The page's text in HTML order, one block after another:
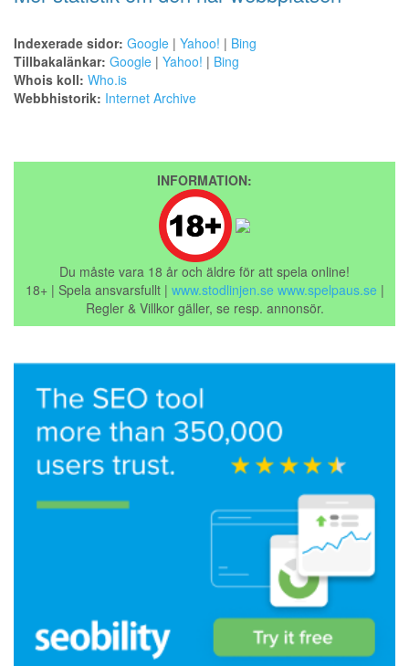
Indexerade sidor: Google | Yahoo! | Bing
Tillbakalänkar: Google | Yahoo! | Bing
Whois koll: Who.is
Webbhistorik: Internet Archive
INFORMATION:
Du måste vara 18 år och äldre för att spela online!
18+ | Spela ansvarsfullt | www.stodlinjen.se www.spelpaus.se |
Regler & Villkor gäller, se resp. annonsör.